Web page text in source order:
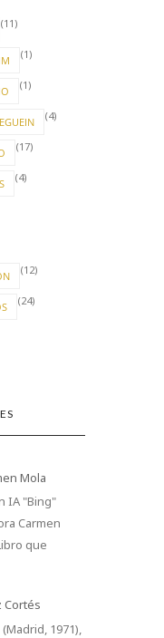
(11)
(1)
(1)
(4)
(17)
(4)
(12)
(24)
Mola
IA "Bing"
Carmen
que
Cortés
1971),